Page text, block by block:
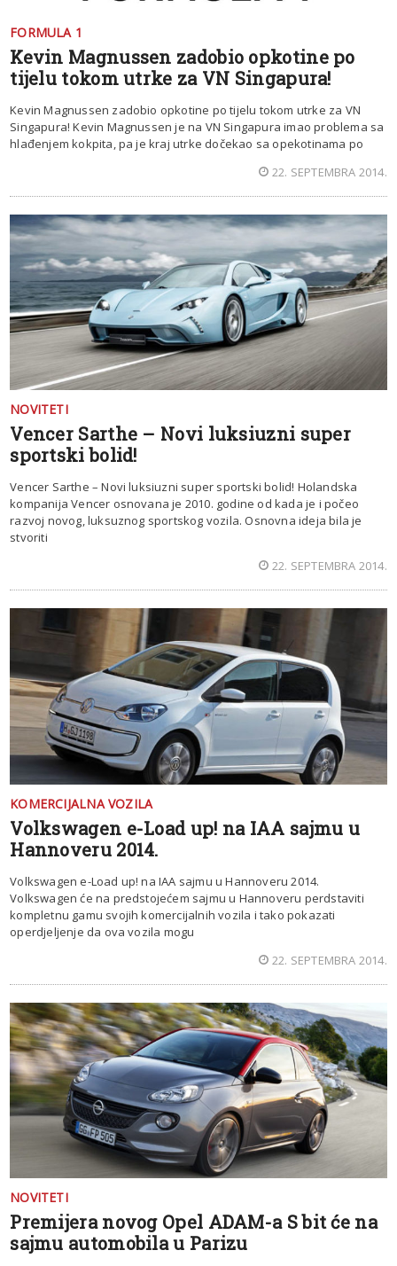
FORMULA 1
Kevin Magnussen zadobio opkotine po
tijelu tokom utrke za VN Singapura!
Kevin Magnussen zadobio opkotine po tijelu tokom utrke za VN
Singapura! Kevin Magnussen je na VN Singapura imao problema sa
hlađenjem kokpita, pa je kraj utrke dočekao sa opekotinama po
22. SEPTEMBRA 2014.
NOVITETI
Vencer Sarthe – Novi luksiuzni super
sportski bolid!
Vencer Sarthe – Novi luksiuzni super sportski bolid! Holandska
kompanija Vencer osnovana je 2010. godine od kada je i počeo
razvoj novog, luksuznog sportskog vozila. Osnovna ideja bila je
stvoriti
22. SEPTEMBRA 2014.
KOMERCIJALNA VOZILA
Volkswagen e-Load up! na IAA sajmu u
Hannoveru 2014.
Volkswagen e-Load up! na IAA sajmu u Hannoveru 2014.
Volkswagen će na predstojećem sajmu u Hannoveru perdstaviti
kompletnu gamu svojih komercijalnih vozila i tako pokazati
operdjeljenje da ova vozila mogu
22. SEPTEMBRA 2014.
NOVITETI
Premijera novog Opel ADAM-a S bit će na
sajmu automobila u Parizu